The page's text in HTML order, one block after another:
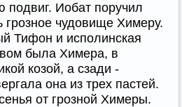
подвиг. Иобат поручил
грозное чудовище Химеру.
Тифон и исполинская
была Химера, в
козой, а сзади -
она из трех пастей.
от грозной Химеры.